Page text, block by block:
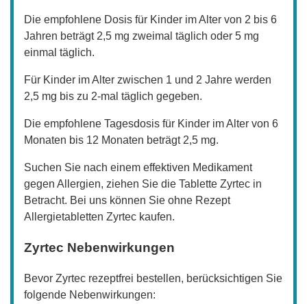
Die empfohlene Dosis für Kinder im Alter von 2 bis 6
Jahren beträgt 2,5 mg zweimal täglich oder 5 mg
einmal täglich.
Für Kinder im Alter zwischen 1 und 2 Jahre werden
2,5 mg bis zu 2-mal täglich gegeben.
Die empfohlene Tagesdosis für Kinder im Alter von 6
Monaten bis 12 Monaten beträgt 2,5 mg.
Suchen Sie nach einem effektiven Medikament
gegen Allergien, ziehen Sie die Tablette Zyrtec in
Betracht. Bei uns können Sie ohne Rezept
Allergietabletten Zyrtec kaufen.
Zyrtec Nebenwirkungen
Bevor Zyrtec rezeptfrei bestellen, berücksichtigen Sie
folgende Nebenwirkungen: